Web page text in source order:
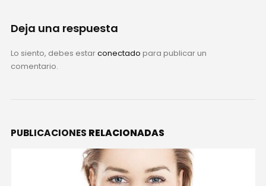
Deja una respuesta
Lo siento, debes estarconectado para publicar un
comentario.
PUBLICACIONES RELACIONADAS